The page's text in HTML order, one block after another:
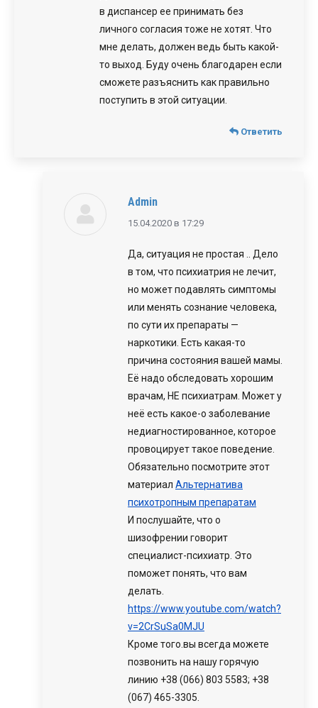
в диспансер ее принимать без
личного согласия тоже не хотят. Что
мне делать, должен ведь быть какой-
то выход. Буду очень благодарен если
сможете разъяснить как правильно
поступить в этой ситуации.
Ответить
Admin
говорит:
15.04.2020 в 17:29
Да, ситуация не простая .. Дело
в том, что психиатрия не лечит,
но может подавлять симптомы
или менять сознание человека,
по сути их препараты —
наркотики. Есть какая-то
причина состояния вашей мамы.
Её надо обследовать хорошим
врачам, НЕ психиатрам. Может у
неё есть какое-о заболевание
недиагностированное, которое
провоцирует такое поведение.
Обязательно посмотрите этот
материал Альтернатива
психотропным препаратам
И послушайте, что о
шизофрении говорит
специалист-психиатр. Это
поможет понять, что вам
делать.
https://www.youtube.com/watch?
v=2CrSuSa0MJU
Кроме того.вы всегда можете
позвонить на нашу горячую
линию +38 (066) 803 5583; +38
(067) 465-3305.